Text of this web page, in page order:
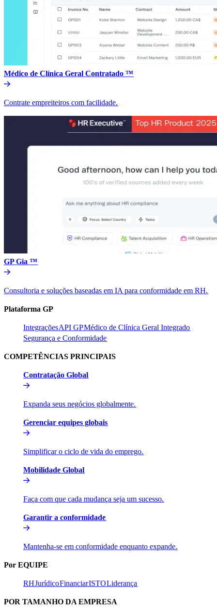
Médico de Clínica Geral Contratado ™​​
Contrate empreiteiros com facilidade.​​
GP Gia ™​​
Consultoria e soluções baseadas em IA para conformidade em RH.​​
Plataforma GP​​
Integrações​​API GP​​Médico de Clínica Geral Integrado​​
Segurança e Conformidade​​
COMPETÊNCIAS PRINCIPAIS​​
Contratação Global​​
Expanda seus negócios globalmente.​​
Gerenciar equipes globais​​
Simplificar o ciclo de vida do emprego.​​
Mobilidade Global​​
Faça com que cada mudança seja um sucesso.​​
Garantir a conformidade​​
Mantenha-se em conformidade enquanto expande.​​
Por EQUIPE​​
RH​​Jurídico​​Financiar​​ISTO​​Liderança​​
POR TAMANHO DA EMPRESA​​